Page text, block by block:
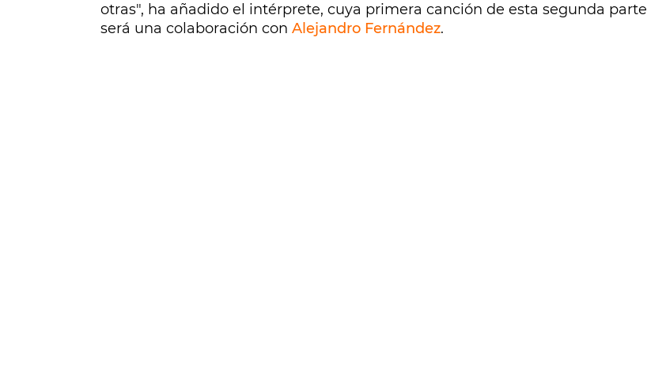
otras", ha añadido el intérprete, cuya primera canción de esta segunda parte
será una colaboración con Alejandro Fernández.